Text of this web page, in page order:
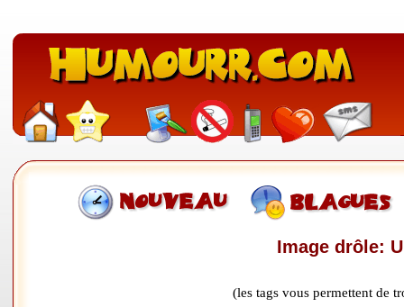
Image drôle:
(les tags vous permettent de